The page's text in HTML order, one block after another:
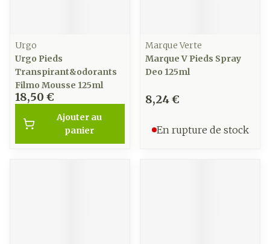
Urgo
Urgo Pieds
Transpirant&odorants
Filmo Mousse 125ml
18,50 €
Ajouter au
panier
Marque Verte
Marque V Pieds Spray
Deo 125ml
8,24 €
En rupture de stock